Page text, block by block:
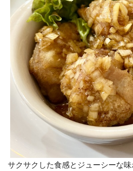
サクサクした食感とジューシーな